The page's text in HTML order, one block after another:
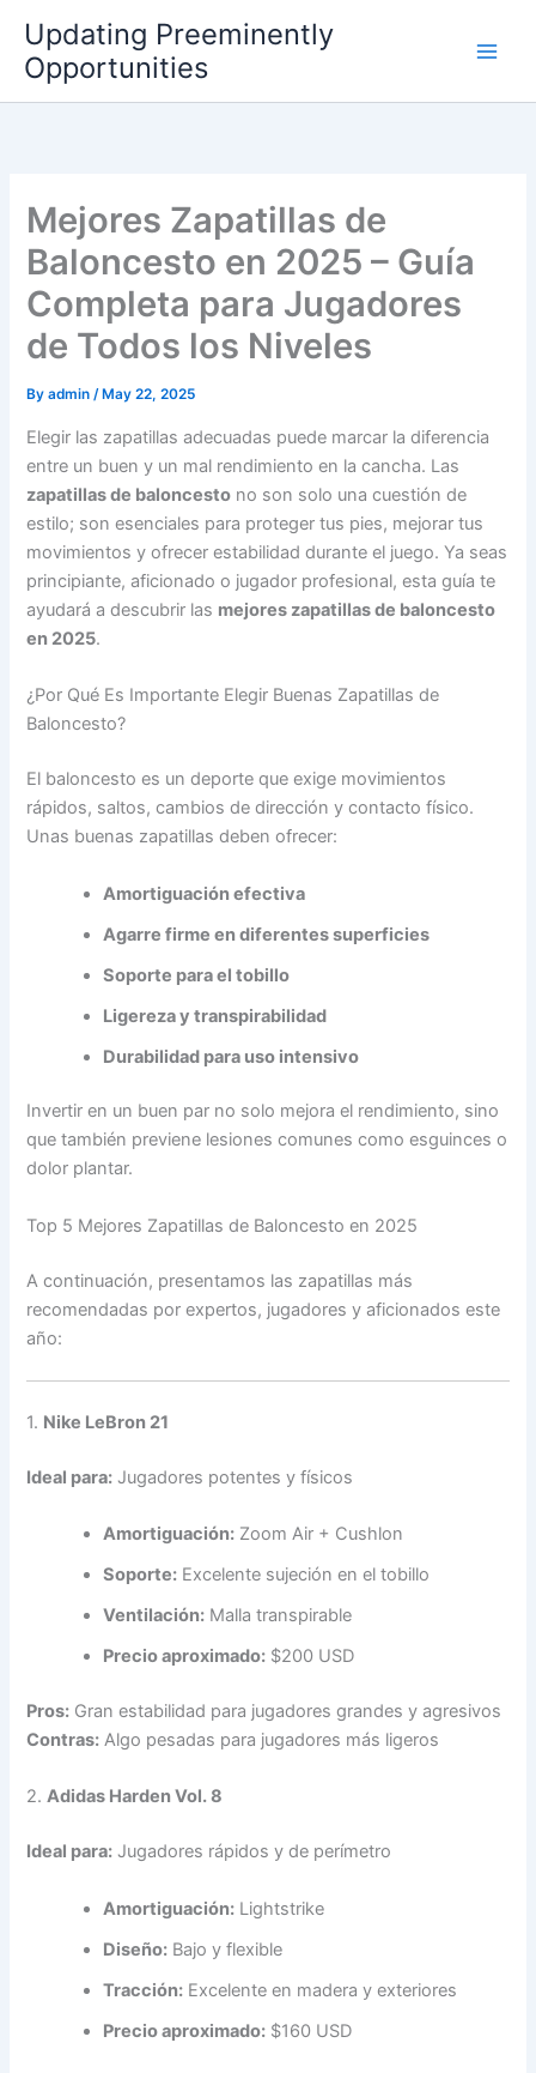
content
Updating Preeminently
Opportunities
Mejores Zapatillas de
Baloncesto en 2025 – Guía
Completa para Jugadores
de Todos los Niveles
Byadmin/ May 22, 2025
Elegir las zapatillas adecuadas puede marcar la diferencia
entre un buen y un mal rendimiento en la cancha. Las
zapatillas de baloncesto no son solo una cuestión de
estilo; son esenciales para proteger tus pies, mejorar tus
movimientos y ofrecer estabilidad durante el juego. Ya seas
principiante, aficionado o jugador profesional, esta guía te
ayudará a descubrir las mejores zapatillas de baloncesto
en 2025.
¿Por Qué Es Importante Elegir Buenas Zapatillas de
Baloncesto?
El baloncesto es un deporte que exige movimientos
rápidos, saltos, cambios de dirección y contacto físico.
Unas buenas zapatillas deben ofrecer:
Amortiguación efectiva
Agarre firme en diferentes superficies
Soporte para el tobillo
Ligereza y transpirabilidad
Durabilidad para uso intensivo
Invertir en un buen par no solo mejora el rendimiento, sino
que también previene lesiones comunes como esguinces o
dolor plantar.
Top 5 Mejores Zapatillas de Baloncesto en 2025
A continuación, presentamos las zapatillas más
recomendadas por expertos, jugadores y aficionados este
año:
1. Nike LeBron 21
Ideal para: Jugadores potentes y físicos
Amortiguación: Zoom Air + Cushlon
Soporte: Excelente sujeción en el tobillo
Ventilación: Malla transpirable
Precio aproximado: $200 USD
Pros: Gran estabilidad para jugadores grandes y agresivos
Contras: Algo pesadas para jugadores más ligeros
2.Adidas Harden Vol. 8
Ideal para: Jugadores rápidos y de perímetro
Amortiguación: Lightstrike
Diseño: Bajo y flexible
Tracción: Excelente en madera y exteriores
Precio aproximado: $160 USD